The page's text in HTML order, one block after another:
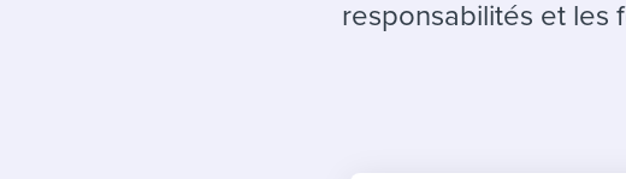
Candidate/
responsabilités et les